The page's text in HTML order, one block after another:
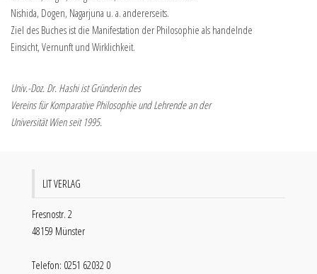
Nishida, Dogen, Nagarjuna u. a. andererseits.
Ziel des Buches ist die Manifestation der Philosophie als handelnde
Einsicht, Vernunft und Wirklichkeit.
Univ.-Doz. Dr. Hashi ist Gründerin des
Vereins für Komparative Philosophie und Lehrende an der
Universität Wien seit 1995.
LIT VERLAG
Fresnostr. 2
48159 Münster
Telefon: 0251 62032 0